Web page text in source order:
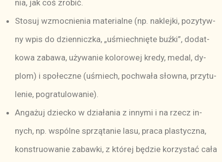
nia, jak coś zro­bić.
Sto­suj wzmoc­nie­nia ma­te­rial­ne (np. na­klej­ki, po­zy­tyw­
ny wpis do dzien­nicz­ka, „u­śmiech­nię­te buź­ki”, do­dat­
ko­wa za­ba­wa, uży­wa­nie ko­lo­ro­wej kre­dy, me­dal, dy­
plom) i spo­łecz­ne (uśmiech, po­chwa­ła słow­na, przy­tu­
le­nie, po­gra­tu­lo­wa­nie).
An­ga­żuj dziec­ko w dzia­ła­nia z in­ny­mi i na rzecz in­
nych, np. wspól­ne sprzą­ta­nie la­su, pra­ca pla­stycz­na,
kon­stru­owa­nie za­baw­ki, z któ­rej bę­dzie ko­rzy­stać ca­ła